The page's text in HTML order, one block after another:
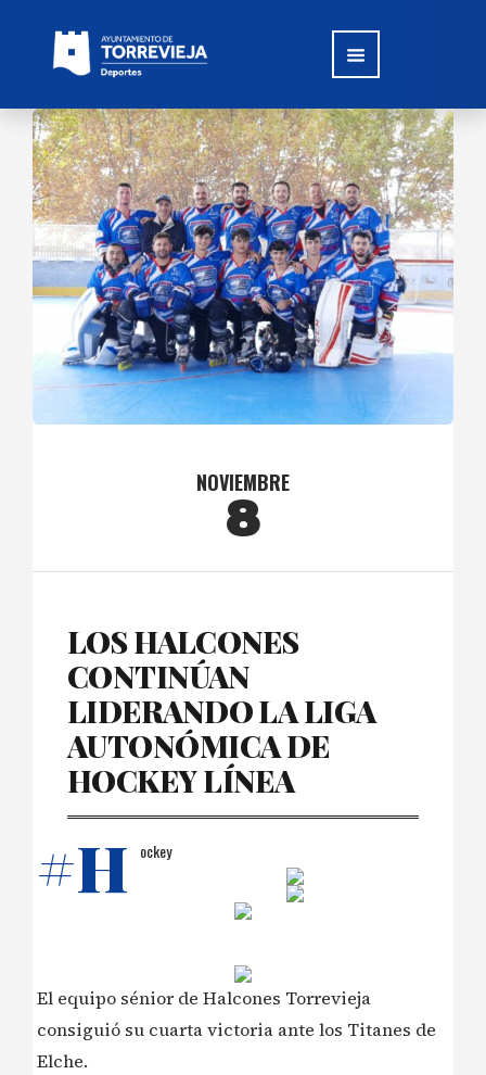
NOVIEMBRE
8
LOS HALCONES
CONTINÚAN
LIDERANDO LA LIGA
AUTONÓMICA DE
HOCKEY LÍNEA
#H ockey
El equipo sénior de Halcones Torrevieja
consiguió su cuarta victoria ante los Titanes de
Elche.